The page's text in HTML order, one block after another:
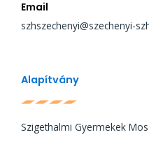
Email
szhszechenyi@szechenyi-
Alapítvány
Szigethalmi Gyermekek